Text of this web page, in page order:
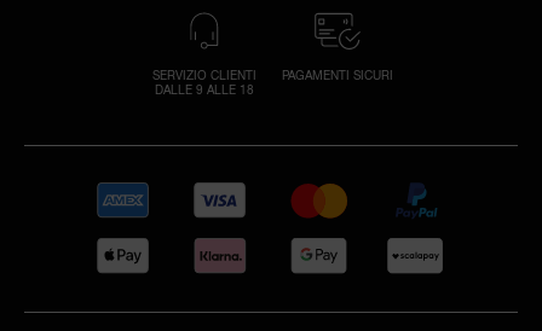
SERVIZIO CLIENTI
DALLE 9 ALLE 18
PAGAMENTI SICURI